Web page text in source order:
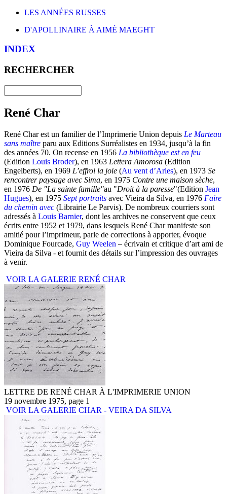
LES ANNÉES RUSSES
D'APOLLINAIRE À AIMÉ MAEGHT
INDEX
RECHERCHER
René Char
René Char est un familier de l’Imprimerie Union depuis Le Marteau
sans maître paru aux Editions Surréalistes en 1934, jusqu’à la fin
des années 70. On recense en 1956 La bibliothèque est en feu
(Edition Louis Broder), en 1963 Lettera Amorosa (Edition
Engelberts), en 1969 L’effroi la joie (Au vent d’Arles), en 1973 Se
rencontrer paysage avec Sima, en 1975 Contre une maison sèche,
en 1976 De "La sainte famille"au "Droit à la paresse"(Edition Jean
Hugues), en 1975 Sept portraits avec Vieira da Silva, en 1976 Faire
du chemin avec (Librairie Le Parvis). De nombreux courriers sont
adressés à Louis Barnier, dont les archives ne conservent que ceux
écrits entre 1952 et 1979, dans lesquels René Char manifeste son
amitié pour l’imprimeur, parle de corrections à apporter, évoque
Dominique Fourcade, Guy Weelen – écrivain et critique d’art ami de
Vieira da Silva - et fournit des détails sur l’impression des ouvrages
à venir.
VOIR LA GALERIE RENÉ CHAR
LETTRE DE RENÉ CHAR À L'IMPRIMERIE UNION
19 novembre 1975, page 1
VOIR LA GALERIE CHAR - VEIRA DA SILVA